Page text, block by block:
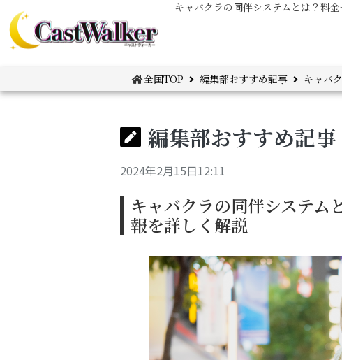
キャバクラの同伴システムとは？料
全国TOP 編集部おすすめ記事 キャバ
編集部おすすめ記事
2024年2月15日12:11
キャバクラの同伴システム
報を詳しく解説